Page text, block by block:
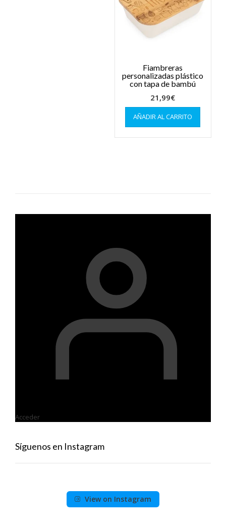
Fiambreras
personalizadas plástico
con tapa de bambú
21,99€
AÑADIR AL CARRITO
Acceder
Síguenos en Instagram
View on Instagram